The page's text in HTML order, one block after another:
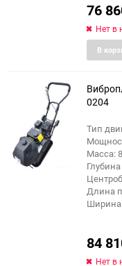
76
Нет в
В
0204
Тип
Масса:
Длина
Ширина
84
Нет в